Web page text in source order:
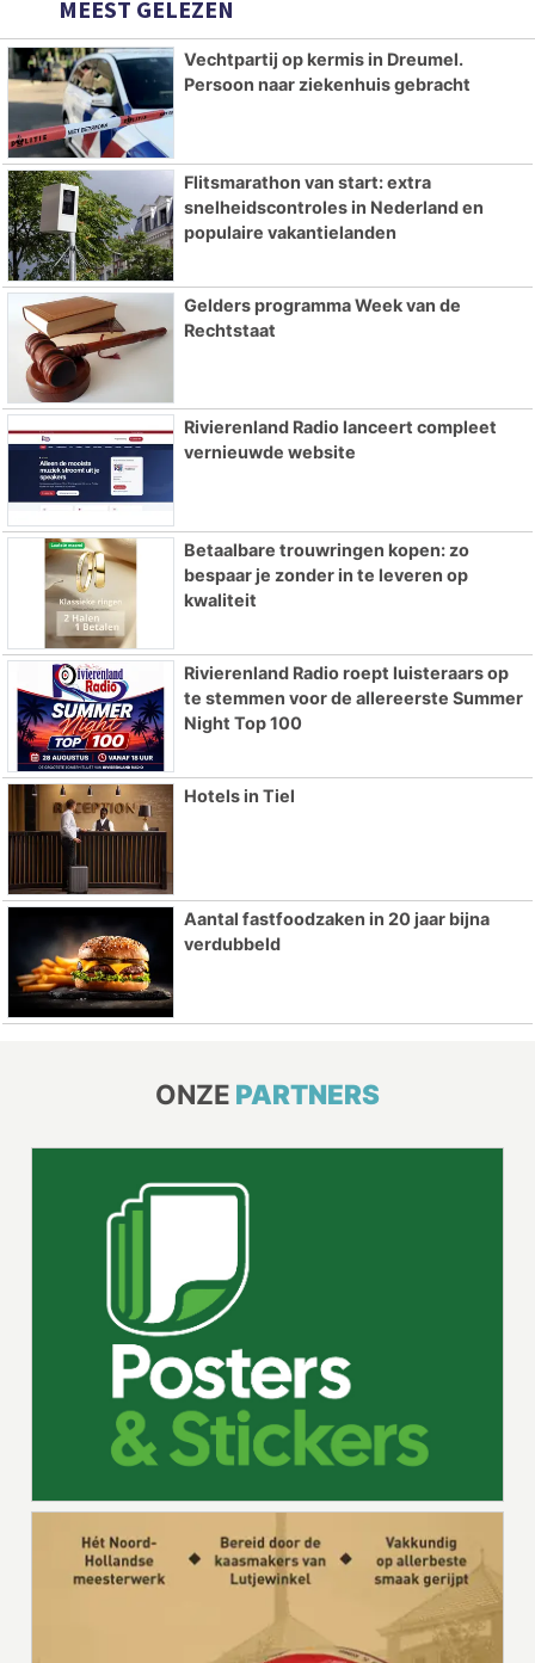
MEEST GELEZEN
Vechtpartij op kermis in Dreumel.
Persoon naar ziekenhuis gebracht
Flitsmarathon van start: extra
snelheidscontroles in Nederland en
populaire vakantielanden
Gelders programma Week van de
Rechtstaat
Rivierenland Radio lanceert compleet
vernieuwde website
Betaalbare trouwringen kopen: zo
bespaar je zonder in te leveren op
kwaliteit
Rivierenland Radio roept luisteraars op
te stemmen voor de allereerste Summer
Night Top 100
Hotels in Tiel
Aantal fastfoodzaken in 20 jaar bijna
verdubbeld
ONZE PARTNERS